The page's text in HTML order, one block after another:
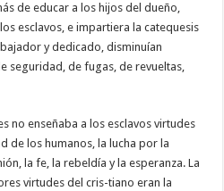
de educar a los hijos del dueño,
esclavos, e impartiera la catequesis
y dedicado, disminuían
seguridad, de fugas, de revueltas,
no enseñaba a los esclavos virtudes
de los humanos, la lucha por la
la fe, la rebeldía y la esperanza. La
virtudes del cris-tiano eran la